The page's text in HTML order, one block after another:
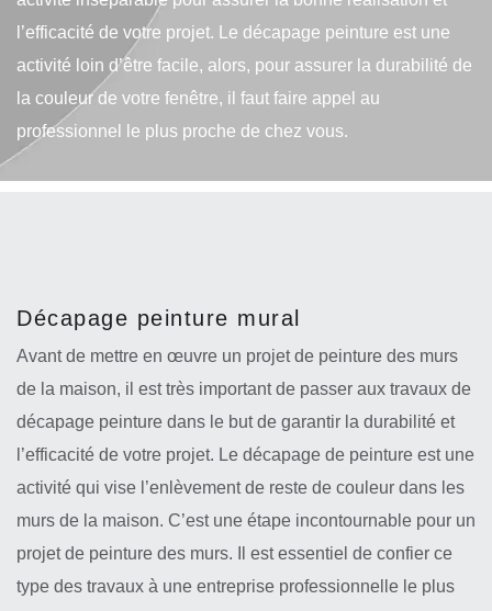
l’efficacité de votre projet. Le décapage peinture est une
activité loin d’être facile, alors, pour assurer la durabilité de
la couleur de votre fenêtre, il faut faire appel au
professionnel le plus proche de chez vous.
Décapage peinture mural
Avant de mettre en œuvre un projet de peinture des murs
de la maison, il est très important de passer aux travaux de
décapage peinture dans le but de garantir la durabilité et
l’efficacité de votre projet. Le décapage de peinture est une
activité qui vise l’enlèvement de reste de couleur dans les
murs de la maison. C’est une étape incontournable pour un
projet de peinture des murs. Il est essentiel de confier ce
type des travaux à une entreprise professionnelle le plus